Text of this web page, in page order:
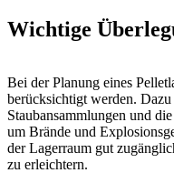
Wichtige
Bei der Planung eines
berücksichtigt werden.
Staubansammlungen und
um Brände und
der Lagerraum gut
zu erleichtern.